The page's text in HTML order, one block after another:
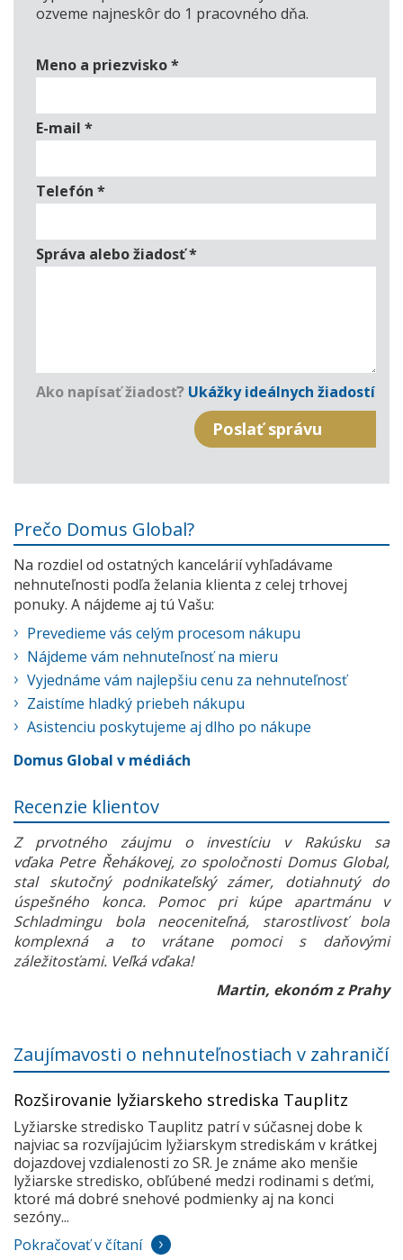
ozveme najneskôr do 1 pracovného dňa.
Meno a priezvisko*
E-mail *
Telefón *
Správa alebo žiadosť*
Ako napísať žiadosť? Ukážky ideálnych žiadostí
Prečo Domus Global?
Na rozdiel od ostatných kancelárií vyhľadávame
nehnuteľnosti podľa želania klienta z celej trhovej
ponuky. A nájdeme aj tú Vašu:
Prevedieme vás celým procesom nákupu
Nájdeme vám nehnuteľnosť na mieru
Vyjednáme vám najlepšiu cenu za nehnuteľnosť
Zaistíme hladký priebeh nákupu
Asistenciu poskytujeme aj dlho po nákupe
Domus Global v médiách
Recenzie klientov
Z prvotného záujmu o investíciu v Rakúsku sa
vďaka Petre Řehákovej, zo spoločnosti Domus Global,
stal skutočný podnikateľský zámer, dotiahnutý do
úspešného konca. Pomoc pri kúpe apartmánu v
Schladmingu bola neoceniteľná, starostlivosť bola
komplexná a to vrátane pomoci s daňovými
záležitosťami. Veľká vďaka!
Martin, ekonóm z Prahy
Zaujímavosti o nehnuteľnostiach v zahraničí
Rozširovanie lyžiarskeho strediska Tauplitz
Lyžiarske stredisko Tauplitz patrí v súčasnej dobe k
najviac sa rozvíjajúcim lyžiarskym strediskám v krátkej
dojazdovej vzdialenosti zo SR. Je známe ako menšie
lyžiarske stredisko, obľúbené medzi rodinami s deťmi,
ktoré má dobré snehové podmienky aj na konci
sezóny...
Pokračovať v čítaní